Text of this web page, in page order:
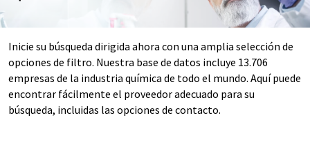
Inicie su búsqueda dirigida ahora con una amplia selección de
opciones de filtro. Nuestra base de datos incluye 13.706
empresas de la industria química de todo el mundo. Aquí puede
encontrar fácilmente el proveedor adecuado para su
búsqueda, incluidas las opciones de contacto.